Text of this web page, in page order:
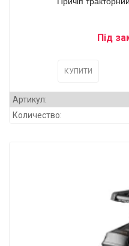
Під
КУПИТИ
Артикул:
Количество: